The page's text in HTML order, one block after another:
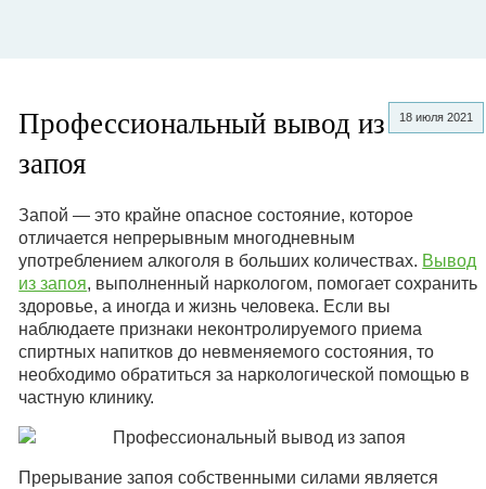
18 июля 2021
Профессиональный вывод из
запоя
Запой — это крайне опасное состояние, которое
отличается непрерывным многодневным
употреблением алкоголя в больших количествах. Вывод
из запоя, выполненный наркологом, помогает сохранить
здоровье, а иногда и жизнь человека. Если вы
наблюдаете признаки неконтролируемого приема
спиртных напитков до невменяемого состояния, то
необходимо обратиться за наркологической помощью в
частную клинику.
Прерывание запоя собственными силами является